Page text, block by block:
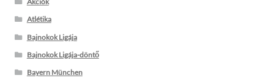
Atlétika
Bajnokok Ligája
Bajnokok Ligája-döntő
Bayern München